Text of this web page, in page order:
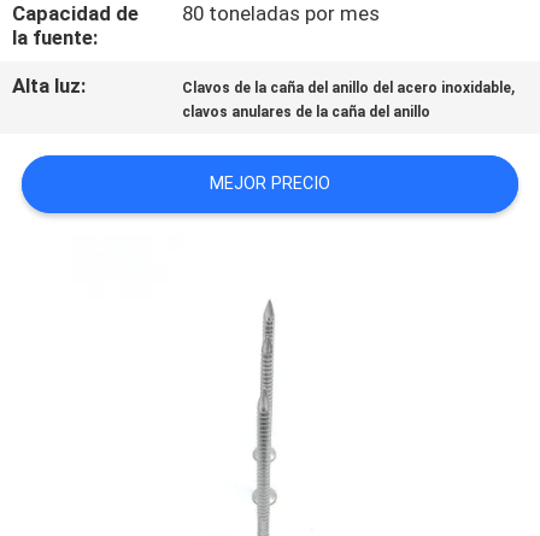
PIDA
UNA
MAPA
Capacidad de
la fuente:
80 toneladas por mes
Alta luz: Clavos de la caña del anillo del acero inoxidable,
clavos anulares de la caña del anillo
MEJOR PRECIO